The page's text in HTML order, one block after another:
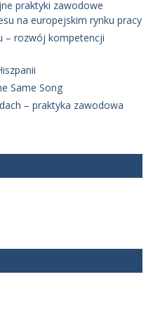
praktyki zawodowe
na europejskim rynku pracy
– rozwój kompetencji
Same Song
– praktyka zawodowa